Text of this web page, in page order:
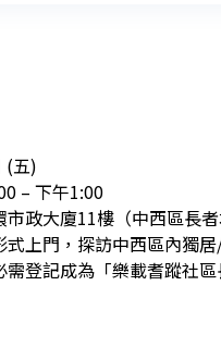
(五)
– 下午1:00
政大廈11樓（中西區長者
式上門，探訪中西區內獨
需登記成為「樂載耆蹤社